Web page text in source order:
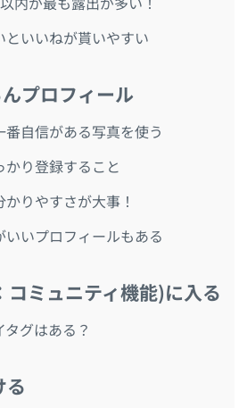
といいねが貰いやすい
プロフィール
番自信がある写真を使う
かり登録すること
りやすさが大事！
いプロフィールもある
コミュニティ機能)に入る
グはある？
る